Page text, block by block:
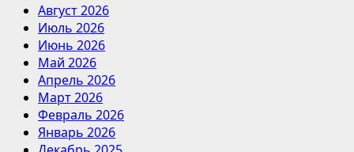
Август 2026
Июль 2026
Июнь 2026
Май 2026
Апрель 2026
Март 2026
Февраль 2026
Январь 2026